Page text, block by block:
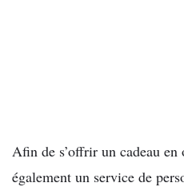
Afin de s’offrir un cadeau en
également un service de